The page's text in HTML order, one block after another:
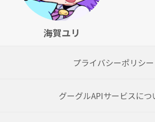
海賀ユリ
プライバシーポリシー
グーグルAPIサービスにつ